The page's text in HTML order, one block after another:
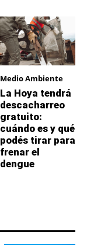
Medio Ambiente
La Hoya tendrá
descacharreo
gratuito:
cuándo es y qué
podés tirar para
frenar el
dengue